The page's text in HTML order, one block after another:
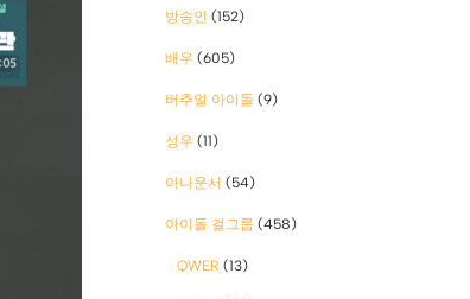
방송인 (152)
배우 (605)
버추얼 아이돌 (9)
성우 (11)
아나운서 (54)
아이돌 걸그룹 (458)
QWER (13)